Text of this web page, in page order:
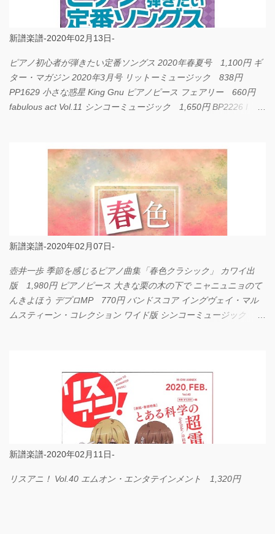
新譜楽譜-2020年02月13日-
ピアノ初心者が弾きたい定番ソングス 2020年春夏号 1,100円 ギ
ター・マガジン 2020年3月号 リットーミュージック 838円
PP1629 小さな惑星 King Gnu ピアノピース フェアリー 660円
fabulous act Vol.11 シンコーミュージック 1,650円 BP2226 I
新譜楽譜-2020年02月07日-
壺井一歩 季節を感じるピアノ曲集「春色クラシック」 カワイ出
版 1,980円 ピアノピース 大きな栗の木の下で ニャニュニョのて
んきよほう デプロMP 770円 バンドスコア イングヴェイ・マル
ムスティーン・コレクション ワイド版 シンコーミュージック
新譜楽譜-2020年02月11日-
リスアニ！ Vol.40 エムオン・エンタテインメント 1,320円